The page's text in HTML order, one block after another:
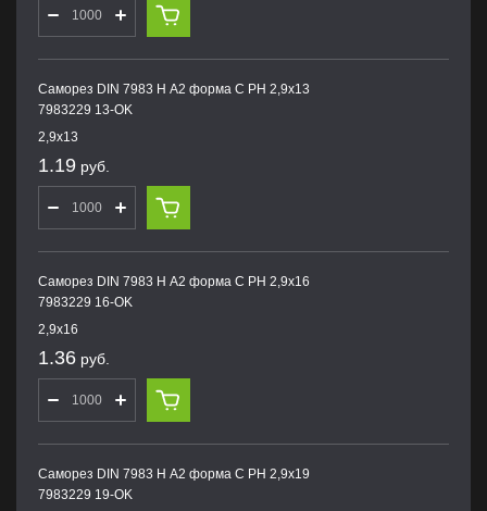
Саморез DIN 7983 H А2 форма С PH 2,9х13
7983229 13-OK
2,9х13
1.19 руб.
Саморез DIN 7983 H А2 форма С PH 2,9х16
7983229 16-OK
2,9х16
1.36 руб.
Саморез DIN 7983 H А2 форма С PH 2,9х19
7983229 19-OK